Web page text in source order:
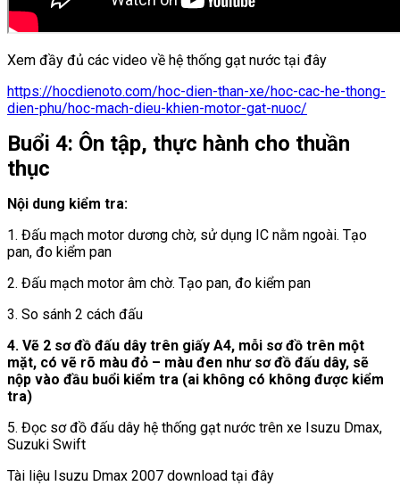
Xem đầy đủ các video về hệ thống gạt nước tại đây
https://hocdienoto.com/hoc-dien-than-xe/hoc-cac-he-thong-
dien-phu/hoc-mach-dieu-khien-motor-gat-nuoc/
Buổi 4: Ôn tập, thực hành cho thuần
thục
Nội dung kiểm tra:
1. Đấu mạch motor dương chờ, sử dụng IC nằm ngoài. Tạo
pan, đo kiểm pan
2. Đấu mạch motor âm chờ. Tạo pan, đo kiểm pan
3. So sánh 2 cách đấu
4. Vẽ 2 sơ đồ đấu dây trên giấy A4, mỗi sơ đồ trên một
mặt, có vẽ rõ màu đỏ – màu đen như sơ đồ đấu dây, sẽ
nộp vào đầu buổi kiểm tra (ai không có không được kiểm
tra)
5. Đọc sơ đồ đấu dây hệ thống gạt nước trên xe Isuzu Dmax,
Suzuki Swift
Tài liệu Isuzu Dmax 2007 download tại đây